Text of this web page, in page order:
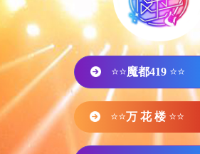
⭐⭐魔都419 ⭐⭐
⭐⭐万 花 楼 ⭐⭐